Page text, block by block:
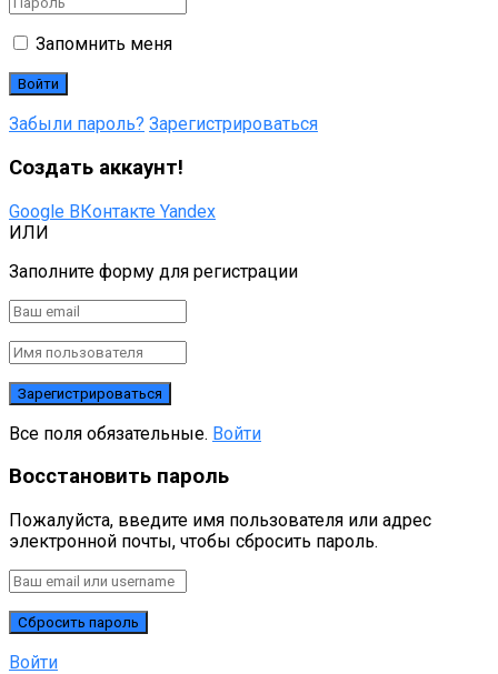
Запомнить меня
Забыли пароль? Зарегистрироваться
Создать аккаунт!
Google ВКонтакте Yandex
ИЛИ
Заполните форму для регистрации
Все поля обязательные. Войти
Восстановить пароль
Пожалуйста, введите имя пользователя или адрес
электронной почты, чтобы сбросить пароль.
Войти